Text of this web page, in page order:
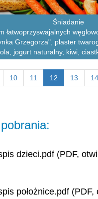
Śniadanie
łatwoprzyswajalnych
Grzegorza", plaster
jogurt naturalny, kiwi,
10 11 12 13 14
dzieci.pdf (PDF,
położnice.pdf